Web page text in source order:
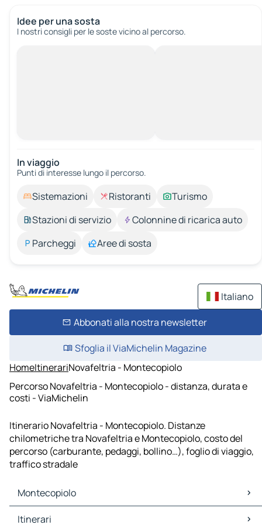
Idee per una sosta
I nostri consigli per le soste vicino al percorso.
In viaggio
Punti di interesse lungo il percorso.
Sistemazioni Ristoranti
Turismo
Stazioni di servizio
Colonnine di ricarica auto
Parcheggi
Aree di sosta
Italiano
Abbonati alla nostra newsletter
Sfoglia il ViaMichelin Magazine
HomeItinerariNovafeltria - Montecopiolo
Percorso Novafeltria - Montecopiolo - distanza, durata e
costi - ViaMichelin
Itinerario Novafeltria - Montecopiolo. Distanze
chilometriche tra Novafeltria e Montecopiolo, costo del
percorso (carburante, pedaggi, bollino…), foglio di viaggio,
traffico stradale
Montecopiolo
Montecopiolo Mappe Piantine
Itinerari